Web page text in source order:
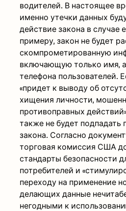
водителей. В настоящее
именно утечки данных
действие закона в случае
примеру, закон не будет
скомпрометированную
включающую только имя,
телефона пользователей.
«придет к выводу об
хищения личности,
противоправных
также не будет подпадать
закона. Согласно
торговая комиссия США
стандарты безопасности
потребителей и
переходу на применение
делающих данные
негодными к